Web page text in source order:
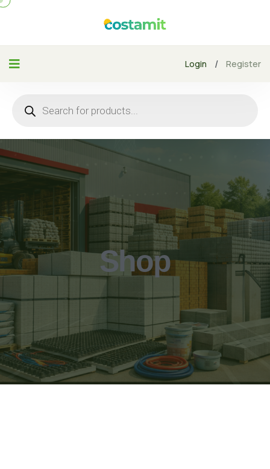
Login / Register
Shop